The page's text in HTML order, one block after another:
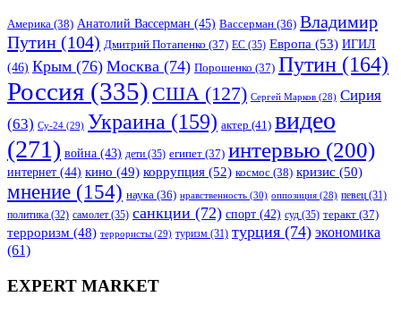
Америка (38) Анатолий Вассерман (45) Вассерман (36) Владимир
Путин (104) Дмитрий Потапенко (37) ЕС (35) Европа (53) ИГИЛ
(46) Крым (76) Москва (74) Порошенко (37) Путин (164)
Россия (335) США (127) Сергей Марков (28) Сирия
(63) Су-24 (29) Украина (159) актер (41) видео
(271) война (43) дети (35) египет (37) интервью (200)
интернет (44) кино (49) коррупция (52) космос (38) кризис (50)
мнение (154) наука (36) нравственность (30) оппозиция (28) певец (31)
политика (32) самолет (35) санкции (72) спорт (42) суд (35) теракт (37)
терроризм (48) террористы (29) туризм (31) турция (74) экономика
(61)
EXPERT MARKET